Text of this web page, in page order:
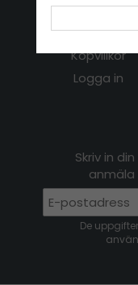
Kontakt
Jag vill göra en
Köpvillkor
Logga in
Skriv in
anmäla
De